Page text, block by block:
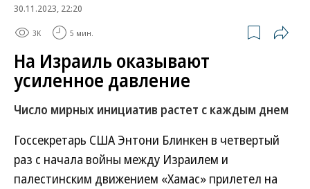
30.11.2023, 22:20
3K 5 мин.
На Израиль оказывают
усиленное давление
Число мирных инициатив растет с каждым днем
Госсекретарь США Энтони Блинкен в четвертый
раз с начала войны между Израилем и
палестинским движением «Хамас» прилетел на